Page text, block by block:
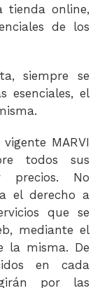
tienda online,
de los
siempre se
esenciales, el
MARVI
todos sus
precios. No
el derecho a
que se
mediante el
la misma. De
en cada
por las